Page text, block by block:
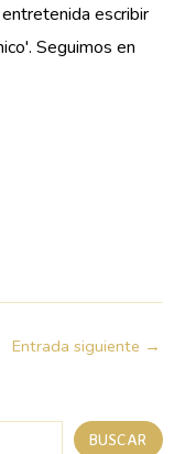
escribir
Seguimos en
Entrada siguiente →
BUSCAR